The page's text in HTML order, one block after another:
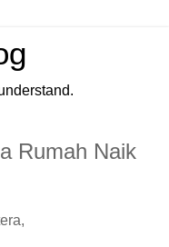
Rumah Naik